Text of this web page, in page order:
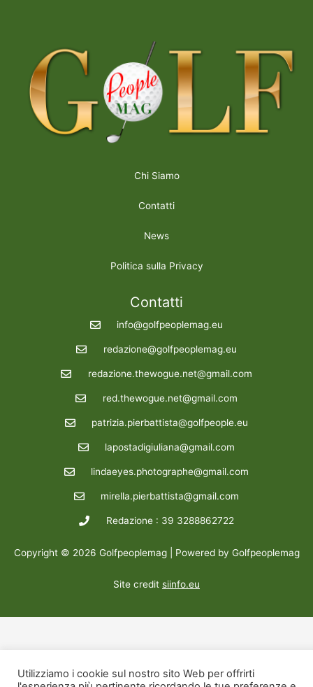
Chi Siamo
Contatti
News
Politica sulla Privacy
Contatti
info@golfpeoplemag.eu
redazione@golfpeoplemag.eu
redazione.thewogue.net@gmail.com
red.thewogue.net@gmail.com
patrizia.pierbattista@golfpeople.eu
lapostadigiuliana@gmail.com
lindaeyes.photographe@gmail.com
mirella.pierbattista@gmail.com
Redazione : 39 3288862722
Copyright © 2026 Golfpeoplemag | Powered by Golfpeoplemag
Site credit siinfo.eu
Utilizziamo i cookie sul nostro sito Web per offrirti